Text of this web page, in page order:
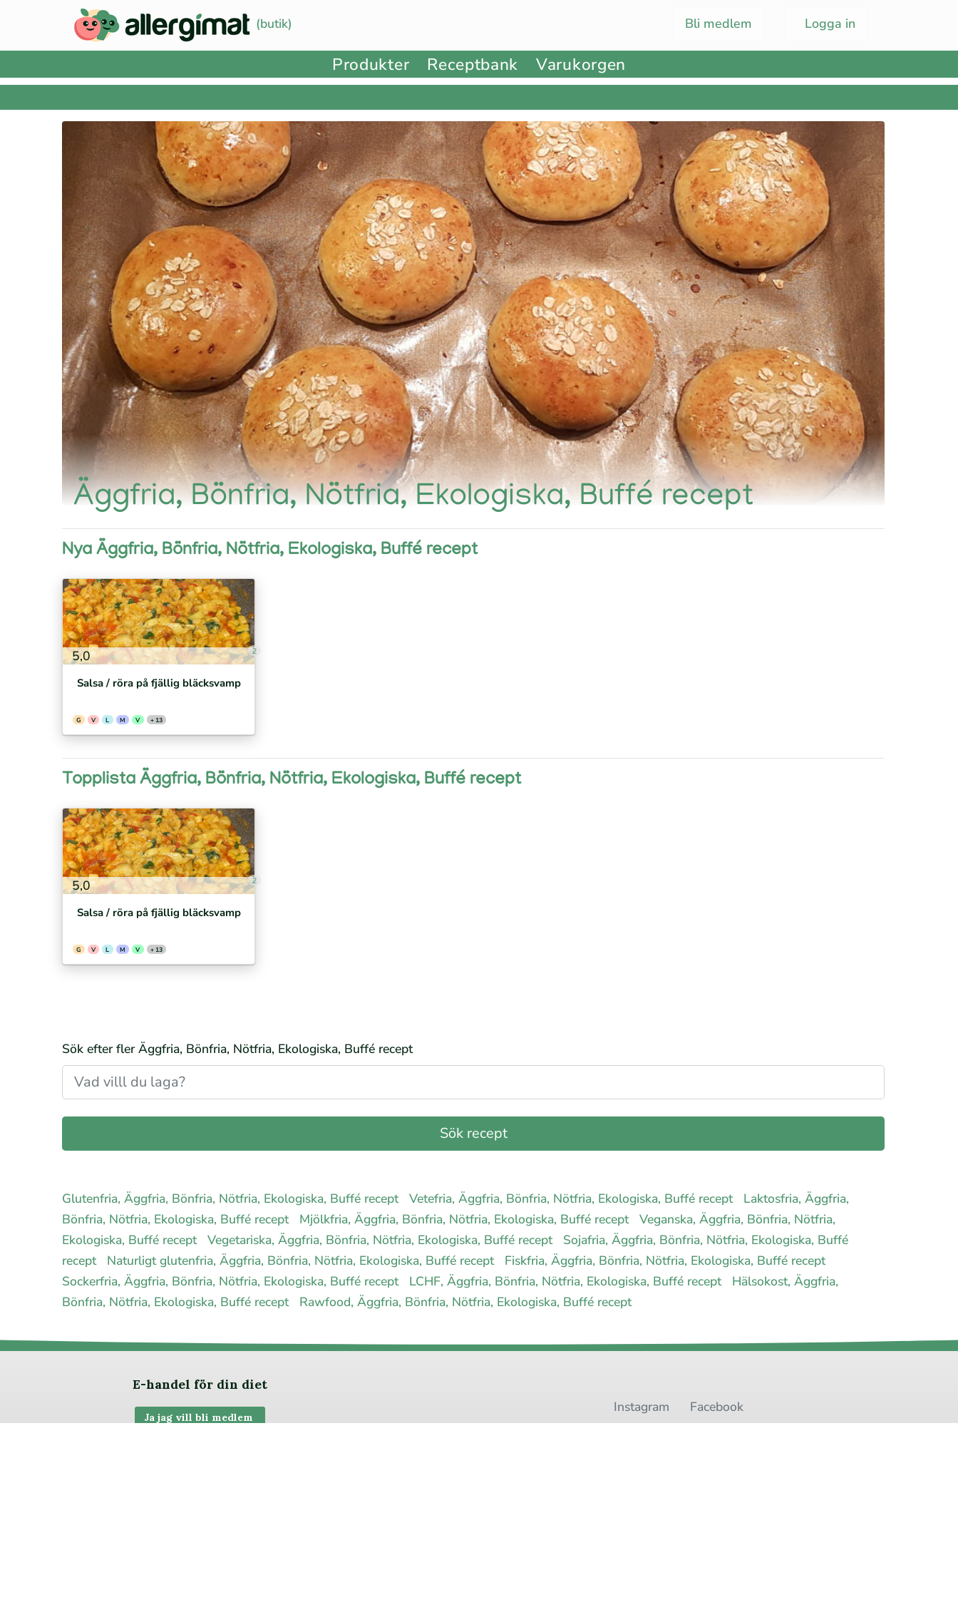
(butik) Logga in
Bli medlem
Produkter Receptbank Varukorgen
Äggfria, Bönfria, Nötfria, Ekologiska, Buffé recept
Nya Äggfria, Bönfria, Nötfria, Ekologiska, Buffé recept
5,0 2
Salsa / röra på fjällig bläcksvamp
G V L M V + 13
Topplista Äggfria, Bönfria, Nötfria, Ekologiska, Buffé recept
5,0 2
Salsa / röra på fjällig bläcksvamp
G V L M V + 13
Sök efter fler Äggfria, Bönfria, Nötfria, Ekologiska, Buffé recept
Glutenfria, Äggfria, Bönfria, Nötfria, Ekologiska, Buffé recept Vetefria, Äggfria, Bönfria, Nötfria, Ekologiska, Buffé recept
Laktosfria, Äggfria,
Bönfria, Nötfria, Ekologiska, Buffé recept
Mjölkfria, Äggfria, Bönfria, Nötfria, Ekologiska, Buffé recept Veganska, Äggfria, Bönfria, Nötfria,
Ekologiska, Buffé recept Vegetariska, Äggfria, Bönfria, Nötfria, Ekologiska, Buffé recept
Sojafria, Äggfria, Bönfria, Nötfria, Ekologiska, Buffé
recept
Naturligt glutenfria, Äggfria, Bönfria, Nötfria, Ekologiska, Buffé recept
Fiskfria, Äggfria, Bönfria, Nötfria, Ekologiska, Buffé recept
Sockerfria, Äggfria, Bönfria, Nötfria, Ekologiska, Buffé recept
LCHF, Äggfria, Bönfria, Nötfria, Ekologiska, Buffé recept
Hälsokost, Äggfria,
Bönfria, Nötfria, Ekologiska, Buffé recept
Rawfood, Äggfria, Bönfria, Nötfria, Ekologiska, Buffé recept
E-handel för din diet
Ja jag vill bli medlem
Instagram
Facebook